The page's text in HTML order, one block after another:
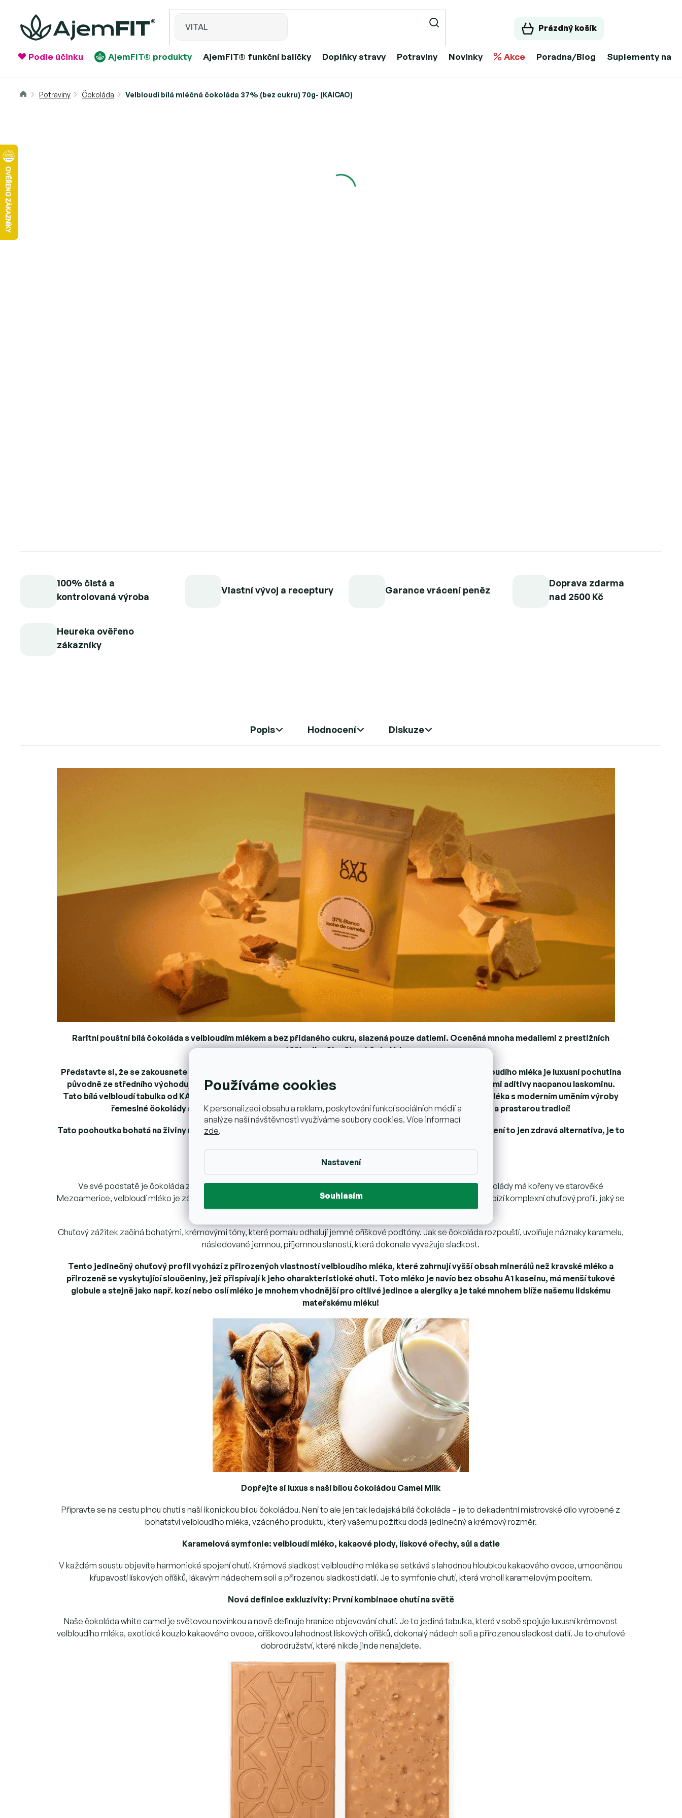
Používáme cookies
K personalizaci obsahu a reklam, poskytování funkcí sociálních médií a
analýze naší návštěvnosti využíváme soubory cookies. Více informací
zde.
Nastavení
Souhlasím
obsah
Prázdný košík
Podle účinku AjemFIT® produkty AjemFIT® funkční balíčky Doplňky stravy Potraviny Novinky Akce Poradna/Blog Suplementy na
DomůPotraviny Čokoláda Velbloudí bílá mléčná čokoláda 37% (bez cukru) 70g- (KAICAO)
100% čistá a
kontrolovaná výroba
Vlastní vývoj a receptury Garance vrácení peněz
Doprava zdarma
nad 2500 Kč
Heureka ověřeno
zákazníky
Popis Hodnocení Diskuze
Raritní pouštní bílá čokoláda s velbloudím mlékem a bez přidaného cukru, slazená pouze datlemi. Oceněná mnoha medailemi z prestižních
soutěží nejlepší světové čokolády.
Představte si, že se zakousnete do čokolády, která vypráví příběh starý jako samotná poušť. Čokoláda z velbloudího mléka je luxusní pochutina
původně ze středního východu, která bohužel ve většině komerčních variant představuje cukrem a zbytečnými aditivy nacpanou laskominu.
Tato bílá velbloudí tabulka od KAICAO však kombinuje starobylou tradici konzumace unikátního velbloudího mléka s moderním uměním výroby
řemeslné čokolády a navíc zcela bez přidaného cukru! = Unikátní superpotravina s nebeskou chutí a prastarou tradicí!
Tato pochoutka bohatá na živiny nabízí lahodný chuťový zážitek, působivé zdravotní přínosy a nádech luxusu. Není to jen zdravá alternativa, je to
Co je to čokoláda z velbloudího mléka?
Ve své podstatě je čokoláda z velbloudího mléka směsicí dvou odlišných kulinářských tradic. Zatímco výroba čokolády má kořeny ve starověké
Mezoamerice, velbloudí mléko je základem pouštních kultur po tisíce let. Tato kombinace vytváří osobité dílo, který nabízí komplexní chuťový profil, jaký se
u tradičních čokolád jen tak nevidí.
Chuťový zážitek začíná bohatými, krémovými tóny, které pomalu odhalují jemné oříškové podtóny. Jak se čokoláda rozpouští, uvolňuje náznaky karamelu,
následované jemnou, příjemnou slaností, která dokonale vyvažuje sladkost.
Tento jedinečný chuťový profil vychází z přirozených vlastností velbloudího mléka, které zahrnují vyšší obsah minerálů než kravské mléko a
přirozeně se vyskytující sloučeniny, jež přispívají k jeho charakteristické chuti. Toto mléko je navíc bez obsahu A1 kaseinu, má menší tukové
globule a stejně jako např. kozí nebo oslí mléko je mnohem vhodnější pro citlivé jedince a alergiky a je také mnohem blíže našemu lidskému
mateřskému mléku!
Dopřejte si luxus s naší bílou čokoládou Camel Milk
Připravte se na cestu plnou chutí s naší ikonickou bílou čokoládou. Není to ale jen tak ledajaká bílá čokoláda – je to dekadentní mistrovské dílo vyrobené z
bohatství velbloudího mléka, vzácného produktu, který vašemu požitku dodá jedinečný a krémový rozměr.
Karamelová symfonie: velbloudí mléko, kakaové plody, lískové ořechy, sůl a datle
V každém soustu objevíte harmonické spojení chutí. Krémová sladkost velbloudího mléka se setkává s lahodnou hloubkou kakaového ovoce, umocněnou
křupavostí lískových oříšků, lákavým nádechem soli a přirozenou sladkostí datlí. Je to symfonie chutí, která vrcholí karamelovým pocitem.
Nová definice exkluzivity: První kombinace chutí na světě
Naše čokoláda white camel je světovou novinkou a nově definuje hranice objevování chutí. Je to jediná tabulka, která v sobě spojuje luxusní krémovost
velbloudího mléka, exotické kouzlo kakaového ovoce, oříškovou lahodnost lískových oříšků, dokonalý nádech soli a přirozenou sladkost datlí. Je to chuťové
dobrodružství, které nikde jinde nenajdete.